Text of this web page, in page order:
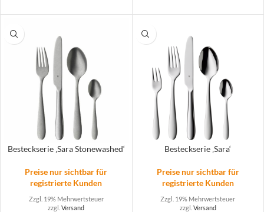
Besteckserie ‚Sara Stonewashed‘
Preise nur sichtbar für
registrierte Kunden
Zzgl. 19% Mehrwertsteuer
zzgl.Versand
Besteckserie ‚Sara‘
Preise nur sichtbar für
registrierte Kunden
Zzgl. 19% Mehrwertsteuer
zzgl. Versand